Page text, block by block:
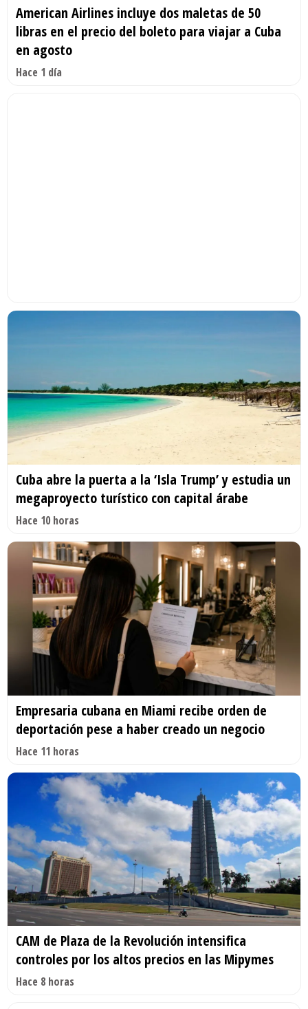
American Airlines incluye dos maletas de 50
libras en el precio del boleto para viajar a Cuba
en agosto
Hace 1 día
Cuba abre la puerta a la ‘Isla Trump’ y estudia un
megaproyecto turístico con capital árabe
Hace 10 horas
Empresaria cubana en Miami recibe orden de
deportación pese a haber creado un negocio
Hace 11 horas
CAM de Plaza de la Revolución intensifica
controles por los altos precios en las Mipymes
Hace 8 horas